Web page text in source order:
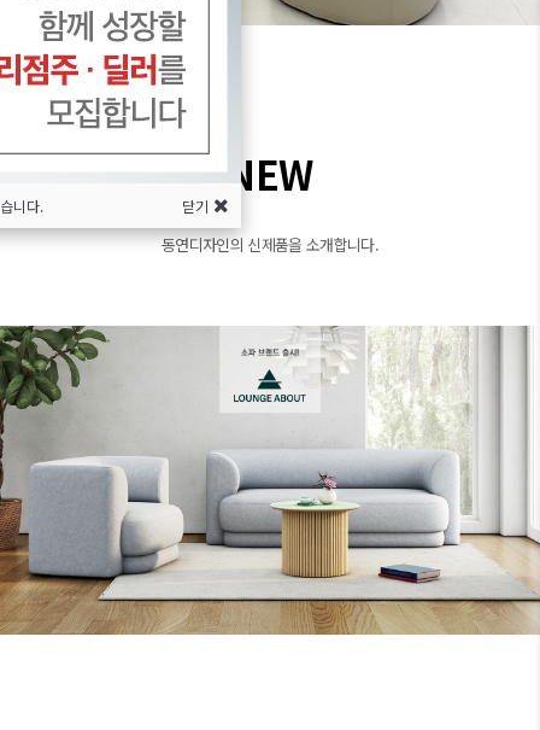
니다. 닫기
NEW
동연디자인의 신제품을 소개합니다.